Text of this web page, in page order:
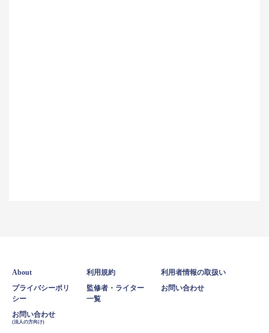
About 利用規約 利用者情報の取扱い
プライバシーポリ
シー
監修者・ライター
一覧
お問い合わせ
お問い合わせ
(法人の方向け)